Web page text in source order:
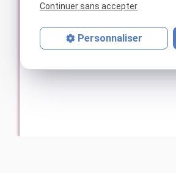
Continuer sans accepter
Personnaliser